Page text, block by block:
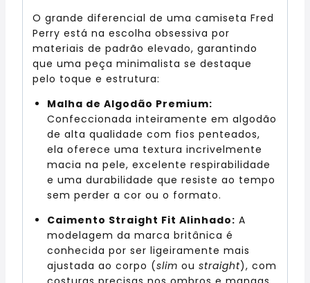
O grande diferencial de uma camiseta Fred
Perry está na escolha obsessiva por
materiais de padrão elevado, garantindo
que uma peça minimalista se destaque
pelo toque e estrutura:
Malha de Algodão Premium:
Confeccionada inteiramente em algodão
de alta qualidade com fios penteados,
ela oferece uma textura incrivelmente
macia na pele, excelente respirabilidade
e uma durabilidade que resiste ao tempo
sem perder a cor ou o formato.
Caimento Straight Fit Alinhado: A
modelagem da marca britânica é
conhecida por ser ligeiramente mais
ajustada ao corpo (slim ou straight), com